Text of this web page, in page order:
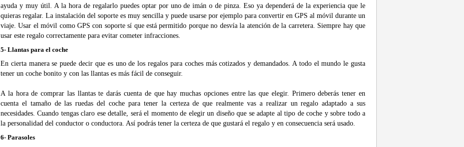
ayuda y muy útil. A la hora de regalarlo puedes optar por uno de imán o de pinza. Eso ya dependerá de la experiencia que le
quieras regalar. La instalación del soporte es muy sencilla y puede usarse por ejemplo para convertir en GPS al móvil durante un
viaje. Usar el móvil como GPS con soporte sí que está permitido porque no desvía la atención de la carretera. Siempre hay que
usar este regalo correctamente para evitar cometer infracciones.
5- Llantas para el coche
En cierta manera se puede decir que es uno de los regalos para coches más cotizados y demandados. A todo el mundo le gusta
tener un coche bonito y con las llantas es más fácil de conseguir.
A la hora de comprar las llantas te darás cuenta de que hay muchas opciones entre las que elegir. Primero deberás tener en
cuenta el tamaño de las ruedas del coche para tener la certeza de que realmente vas a realizar un regalo adaptado a sus
necesidades. Cuando tengas claro ese detalle, será el momento de elegir un diseño que se adapte al tipo de coche y sobre todo a
la personalidad del conductor o conductora. Así podrás tener la certeza de que gustará el regalo y en consecuencia será usado.
6- Parasoles